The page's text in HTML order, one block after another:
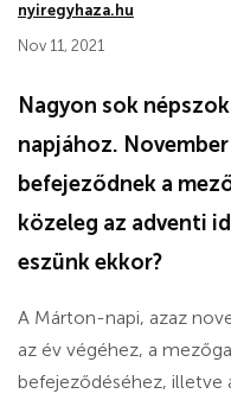
nyiregyhaza.hu
Nov 11, 2021
Nagyon sok
napjához.
befejeződnek a
közeleg az adventi
eszünk ekkor?
A Márton-napi, azaz
az év végéhez, a
befejeződéséhez,